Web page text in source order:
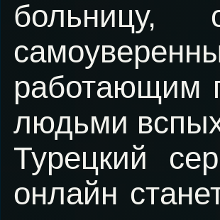
больницу,
работающим
людьми
Турецкий
онлайн